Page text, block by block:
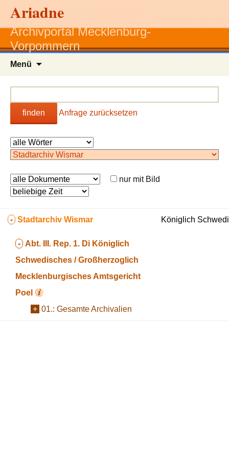
Ariadne
Archivportal Mecklenburg-
Vorpommern
Menü
finden Anfrage zurücksetzen
nur mit Bild
- Stadtarchiv Wismar
- Abt. III. Rep. 1. Di Königlich
Schwedisches / Großherzoglich
Mecklenburgisches Amtsgericht
Poel
+ 01.: Gesamte Archivalien
Königlich